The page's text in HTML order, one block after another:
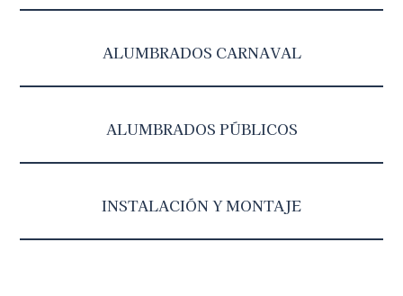
ALUMBRADOS CARNAVAL
ALUMBRADOS PÚBLICOS
INSTALACIÓN Y MONTAJE